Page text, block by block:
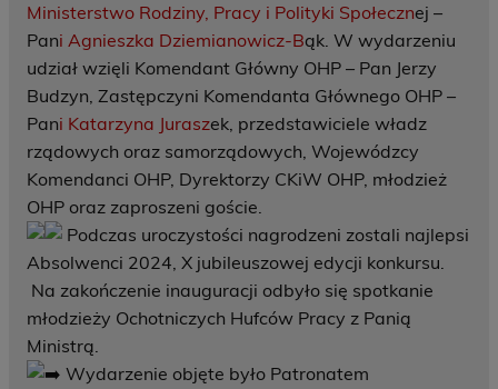
Ministerstwo Rodziny, Pracy i Polityki Społecznej –
Pani Agnieszka Dziemianowicz-Bąk. W wydarzeniu
udział wzięli Komendant Główny OHP – Pan Jerzy
Budzyn, Zastępczyni Komendanta Głównego OHP –
Pani Katarzyna Juraszek, przedstawiciele władz
rządowych oraz samorządowych, Wojewódzcy
Komendanci OHP, Dyrektorzy CKiW OHP, młodzież
OHP oraz zaproszeni goście.
Podczas uroczystości nagrodzeni zostali najlepsi
Absolwenci 2024, X jubileuszowej edycji konkursu.
Na zakończenie inauguracji odbyło się spotkanie
młodzieży Ochotniczych Hufców Pracy z Panią
Ministrą.
Wydarzenie objęte było Patronatem